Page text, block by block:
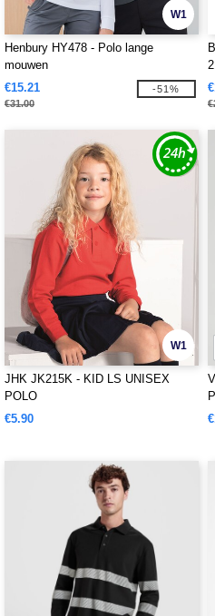
W1
Henbury HY478 - Polo lange
mouwen
€15.21
€31.00
-51%
W1
JHK JK215K - KID LS UNISEX
POLO
€5.90